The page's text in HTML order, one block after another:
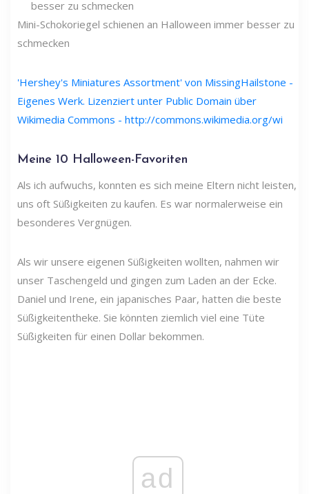
Mini-Schokoriegel schienen an Halloween immer besser zu
schmecken
'Hershey's Miniatures Assortment' von MissingHailstone -
Eigenes Werk. Lizenziert unter Public Domain über
Wikimedia Commons - http://commons.wikimedia.org/wi
Meine 10 Halloween-Favoriten
Als ich aufwuchs, konnten es sich meine Eltern nicht leisten,
uns oft Süßigkeiten zu kaufen. Es war normalerweise ein
besonderes Vergnügen.
Als wir unsere eigenen Süßigkeiten wollten, nahmen wir
unser Taschengeld und gingen zum Laden an der Ecke.
Daniel und Irene, ein japanisches Paar, hatten die beste
Süßigkeitentheke. Sie könnten ziemlich viel eine Tüte
Süßigkeiten für einen Dollar bekommen.
ad